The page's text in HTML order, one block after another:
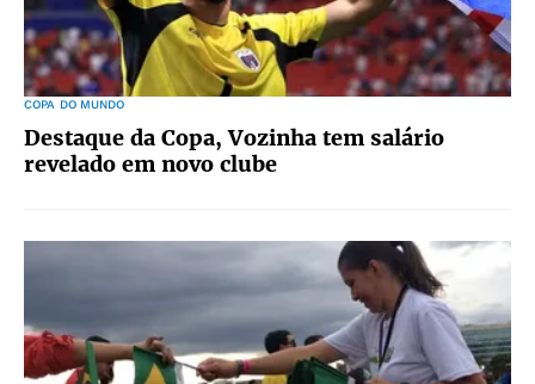
COPA DO MUNDO
Destaque da Copa, Vozinha tem salário
revelado em novo clube